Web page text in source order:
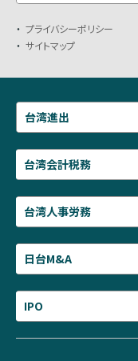
プライバシーポリシー
サイトマップ
台湾進出
台湾会計税務
台湾人事労務
日台M&A
IPO